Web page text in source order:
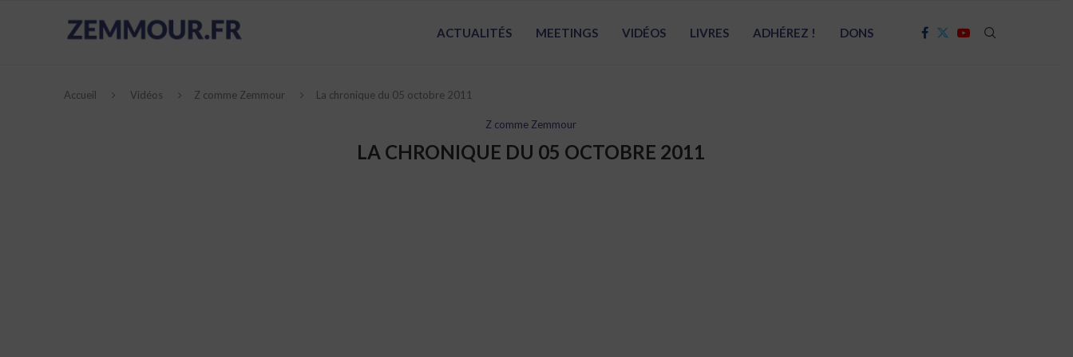
ACTUALITÉS MEETINGS VIDÉOS LIVRES ADHÉREZ ! DONS
Accueil Vidéos Z comme Zemmour La chronique du 05 octobre 2011
Z comme Zemmour
LA CHRONIQUE DU 05 OCTOBRE 2011